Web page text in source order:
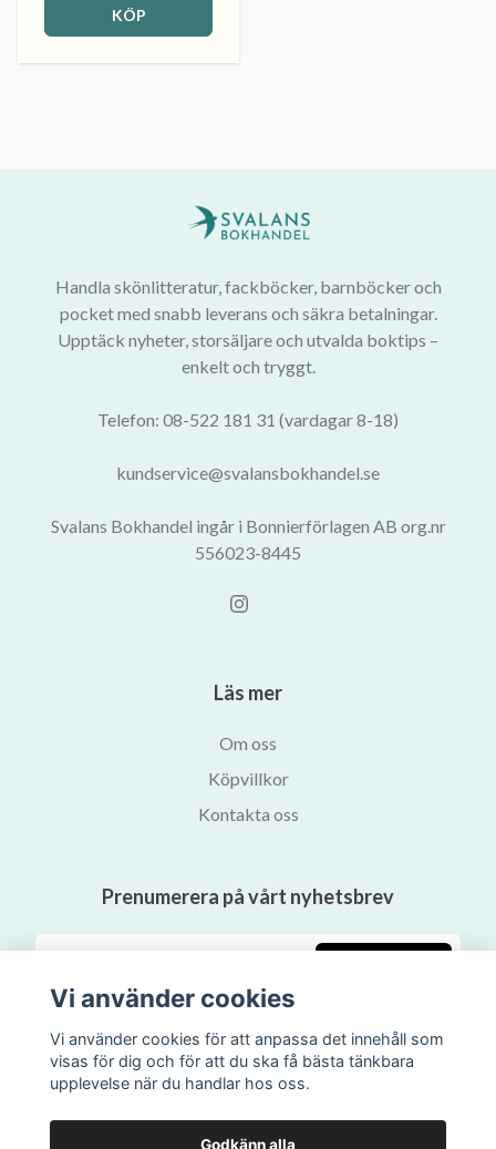
KÖP
Handla skönlitteratur, fackböcker, barnböcker och
pocket med snabb leverans och säkra betalningar.
Upptäck nyheter, storsäljare och utvalda boktips –
enkelt och tryggt.
Telefon: 08-522 181 31 (vardagar 8-18)
kundservice@svalansbokhandel.se
Svalans Bokhandel ingår i Bonnierförlagen AB org.nr
556023-8445
Läs mer
Om oss
Köpvillkor
Kontakta oss
Prenumerera på vårt nyhetsbrev
Vi använder cookies
Vi använder cookies för att anpassa det innehåll som
visas för dig och för att du ska få bästa tänkbara
upplevelse när du handlar hos oss.
Godkänn alla